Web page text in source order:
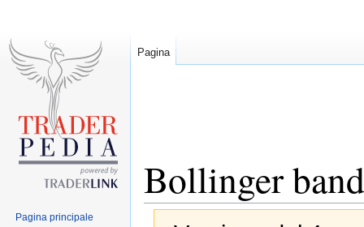
Bollinger
Pagina
Pagina principale